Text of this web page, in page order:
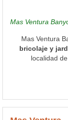
Mas Ventura
Mas Ventura
bricolaje y
localidad